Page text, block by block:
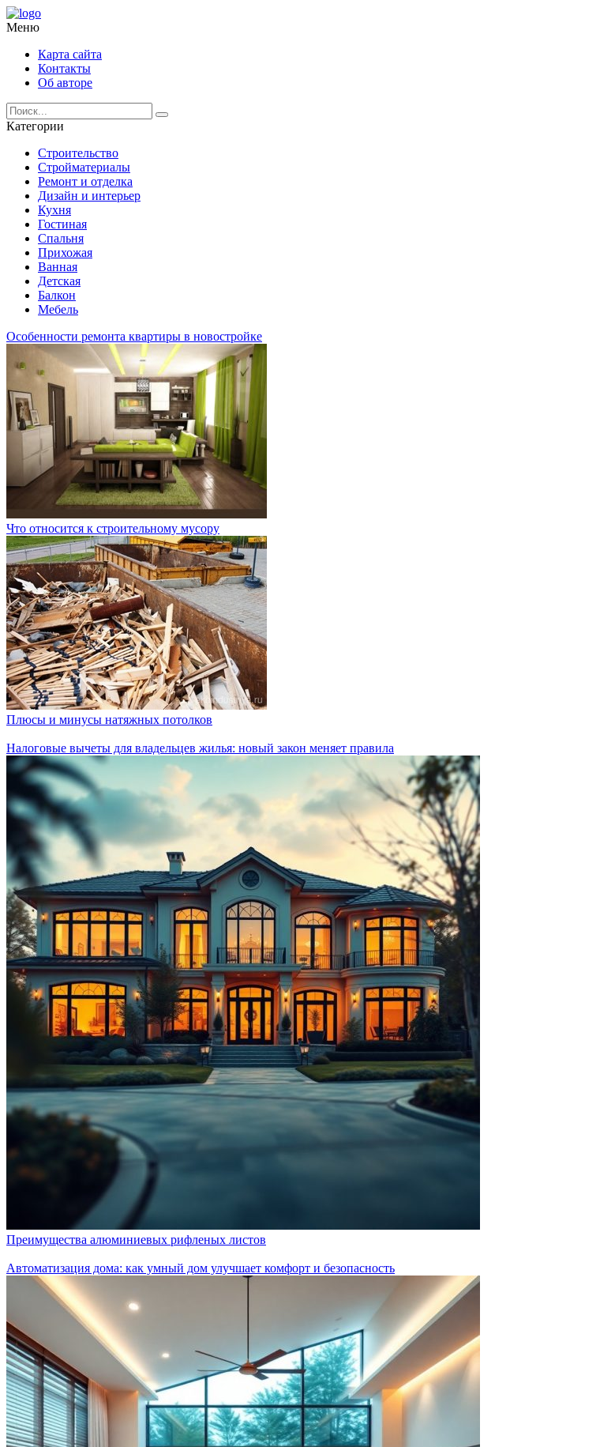
Меню
Карта сайта
Контакты
Об авторе
Категории
Строительство
Стройматериалы
Ремонт и отделка
Дизайн и интерьер
Кухня
Гостиная
Спальня
Прихожая
Ванная
Детская
Балкон
Мебель
Особенности ремонта квартиры в новостройке
Что относится к строительному мусору
Плюсы и минусы натяжных потолков
Налоговые вычеты для владельцев жилья: новый закон меняет правила
Преимущества алюминиевых рифленых листов
Автоматизация дома: как умный дом улучшает комфорт и безопасность